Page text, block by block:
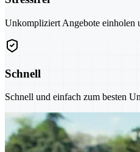
Unkompliziert Angebote einholen
Schnell
Schnell und einfach zum besten